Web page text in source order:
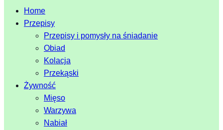
Home
Przepisy
Przepisy i pomysły na śniadanie
Obiad
Kolacja
Przekąski
Żywność
Mięso
Warzywa
Nabiał